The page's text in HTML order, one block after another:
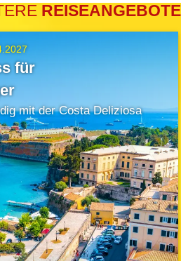
REISEANGEBOTE
für
mit der Costa Deliziosa